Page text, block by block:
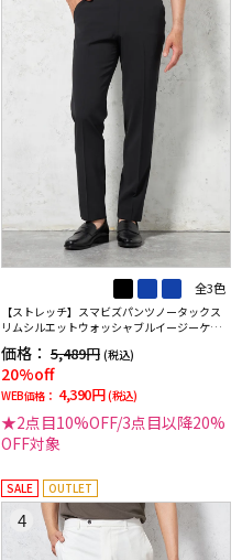
全3色
【ストレッチ】スマビズパンツノータックス
リムシルエットウォッシャブルイージーケア
価格： 5,489円 (税込)
20%off
WEB価格： 4,390円 (税込)
★2点目10%OFF/3点目以降20%
OFF対象
SALE OUTLET
4